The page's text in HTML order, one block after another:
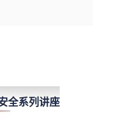
全系列讲座